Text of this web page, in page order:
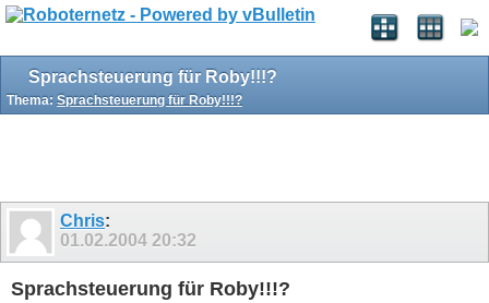
Sprachsteuerung für Roby!!!?
Thema: Sprachsteuerung für Roby!!!?
Chris:
01.02.2004 20:32
Sprachsteuerung für Roby!!!?